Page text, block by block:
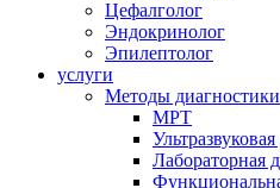
Цефалголог
Эндокринолог
Эпилептолог
услуги
Методы диагностики
МРТ
Лабораторная